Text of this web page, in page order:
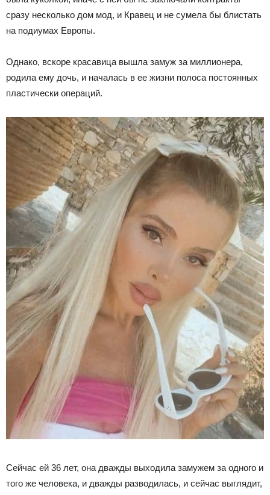
сразу несколько дом мод, и Кравец и не сумела бы блистать
на подиумах Европы.
Однако, вскоре красавица вышла замуж за миллионера,
родила ему дочь, и началась в ее жизни полоса постоянных
пластически операций.
Сейчас ей 36 лет, она дважды выходила замужем за одного и
того же человека, и дважды разводилась, и сейчас выглядит,